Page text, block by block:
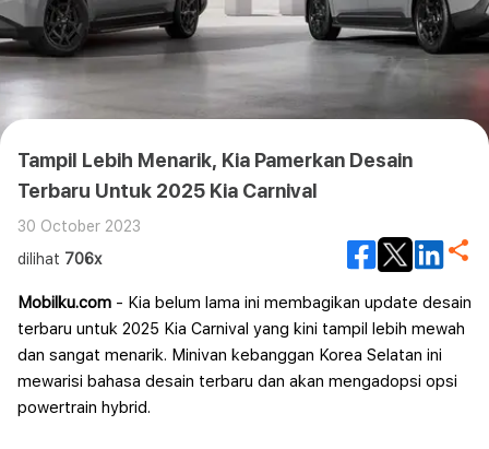
Tampil Lebih Menarik, Kia Pamerkan Desain
Terbaru Untuk 2025 Kia Carnival
30 October 2023
dilihat 706x
Mobilku.com - Kia belum lama ini membagikan update desain
terbaru untuk 2025 Kia Carnival yang kini tampil lebih mewah
dan sangat menarik. Minivan kebanggan Korea Selatan ini
mewarisi bahasa desain terbaru dan akan mengadopsi opsi
powertrain hybrid.